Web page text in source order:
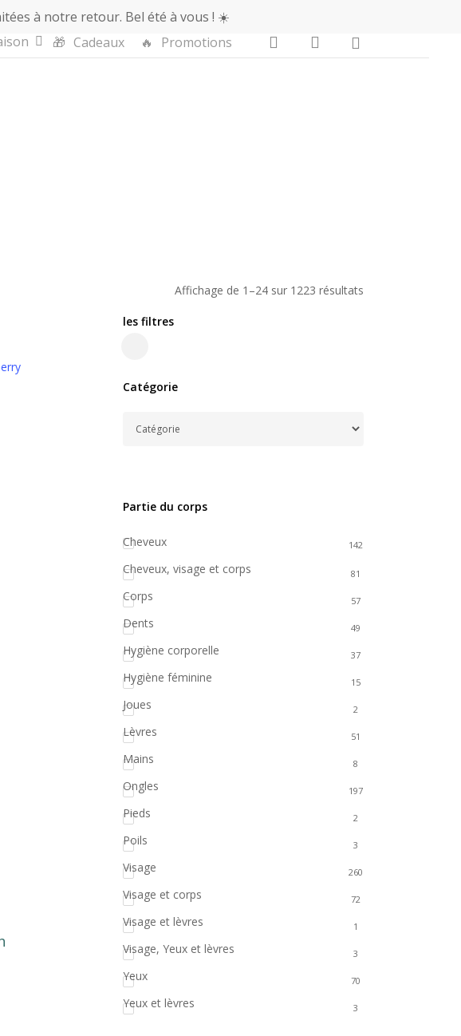
à notre retour. Bel été à vous ! ☀️
🎁 Cadeaux 🔥 Promotions recherche
account
panier
Affichage de 1–24 sur 1223 résultats
les filtres
Catégorie
Partie du corps
Cheveux 142
Cheveux, visage et corps 81
Corps 57
Dents 49
Hygiène corporelle 37
Hygiène féminine 15
Joues 2
Lèvres 51
Mains 8
Ongles 197
Pieds 2
Poils 3
Visage 260
Visage et corps 72
Visage et lèvres 1
Visage, Yeux et lèvres 3
Yeux 70
Yeux et lèvres 3